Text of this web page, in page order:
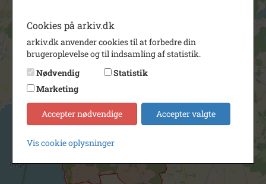
Cookies på arkiv.dk
arkiv.dk anvender cookies til at forbedre din
brugeroplevelse og til indsamling af statistik.
Nødvendig
Statistik
Marketing
Accepter nødvendige Accepter valgte
Vis cookie oplysninger